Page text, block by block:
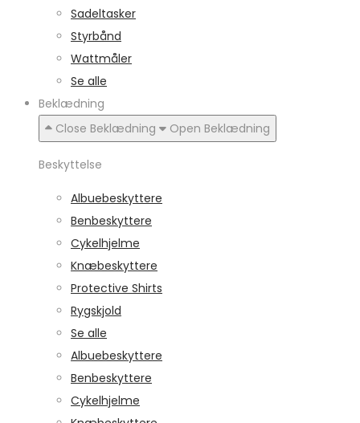
Sadeltasker
Styrbånd
Wattmåler
Se alle
Beklædning
Close Beklædning
Open Beklædning
Beskyttelse
Albuebeskyttere
Benbeskyttere
Cykelhjelme
Knæbeskyttere
Protective Shirts
Rygskjold
Se alle
Albuebeskyttere
Benbeskyttere
Cykelhjelme